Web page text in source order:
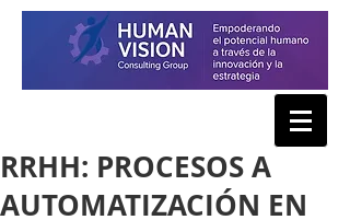
RRHH: PROCESOS A
AUTOMATIZACIÓN EN